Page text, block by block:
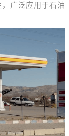
广泛应用于石油